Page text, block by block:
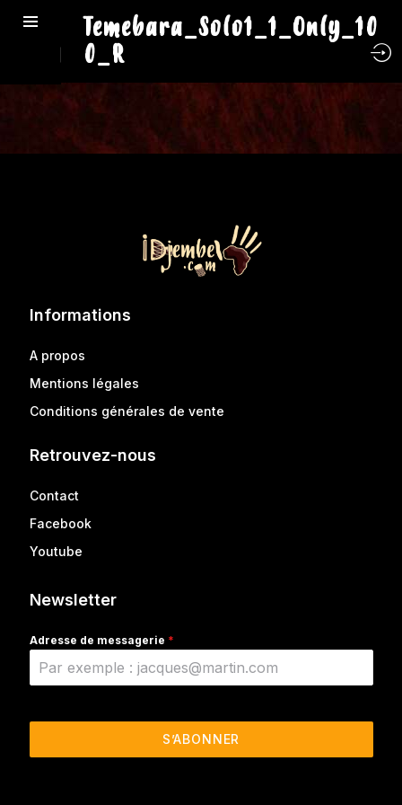
Temebara_Solo1_1_Only_10
0_R
Informations
A propos
Mentions légales
Conditions générales de vente
Retrouvez-nous
Contact
Facebook
Youtube
Newsletter
Adresse de messagerie *
S’ABONNER